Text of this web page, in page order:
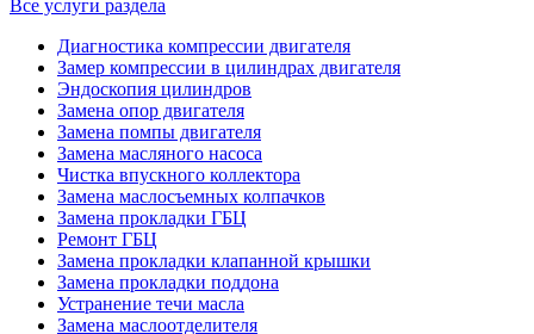
Все услуги раздела
Диагностика компрессии двигателя
Замер компрессии в цилиндрах двигателя
Эндоскопия цилиндров
Замена опор двигателя
Замена помпы двигателя
Замена масляного насоса
Чистка впускного коллектора
Замена маслосъемных колпачков
Замена прокладки ГБЦ
Ремонт ГБЦ
Замена прокладки клапанной крышки
Замена прокладки поддона
Устранение течи масла
Замена маслоотделителя